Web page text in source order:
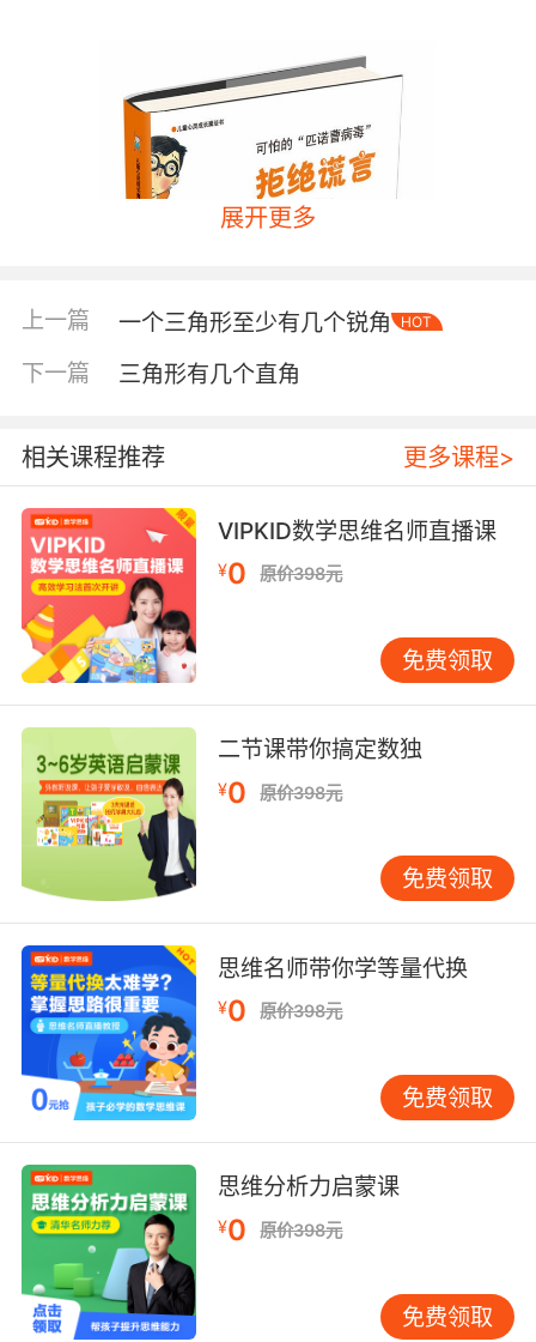
内容简介
本书是儿童情商图书。是使孩子们养成正确美丽
的人性，而企划的丛书。不仅告诉美丽正确的感
情，还能帮助孩子矫正歪曲错误的感情和行动的
人性童话。每章节都附有引导正确的行动和人性
的Tip，给与很大的帮助。这本书是关于自信的故
事。小木偶匹诺曹在切身感受到撒谎带来的危害
生，还有了一个新的名字---基诺。虽然基诺从此
再不撒谎了，但有一种叫“匹诺曹病毒”的奇怪病
毒却开始蔓延。基诺周围不少人都感染了可怕的
“匹诺曹病毒”。他们能在基诺的帮助之下痊愈
吗？
哎呀，鼻子不对劲
骗人很有意思
——习惯性撒谎
展开更多
上一篇 一个三角形至少有几个锐角 HOT
下一篇 三角形有几个直角
相关课程推荐 更多课程>
VIPKID数学思维名师直播课
¥0 原价398元
免费领取
二节课带你搞定数独
¥0 原价398元
免费领取
思维名师带你学等量代换
¥0 原价398元
免费领取
思维分析力启蒙课
¥0 原价398元
免费领取